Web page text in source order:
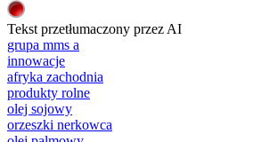
Tekst przetłumaczony przez AI
grupa mms a
innowacje
afryka zachodnia
produkty rolne
olej sojowy
orzeszki nerkowca